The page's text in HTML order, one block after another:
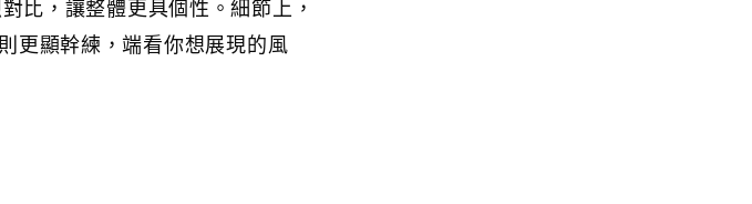
比，讓整體更具個性。細節上，
更顯幹練，端看你想展現的風